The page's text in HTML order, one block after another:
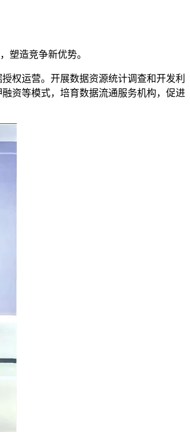
塑造竞争新优势。
权运营。开展数据资源统计调查和开发利
资等模式，培育数据流通服务机构，促进